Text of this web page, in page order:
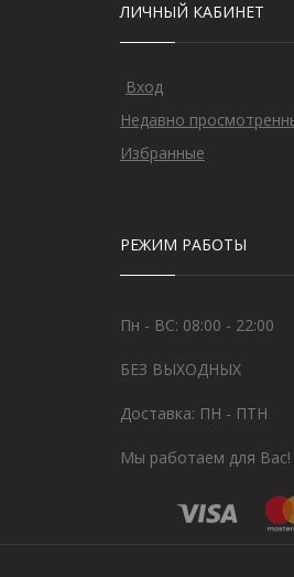
ЛИЧНЫЙ КАБИНЕТ
Вход
Недавно
Избранные
РЕЖИМ РАБОТЫ
Пн - ВС: 08:00 - 22:00
БЕЗ ВЫХОДНЫХ
Доставка: ПН - ПТН
Мы работаем для Вас!